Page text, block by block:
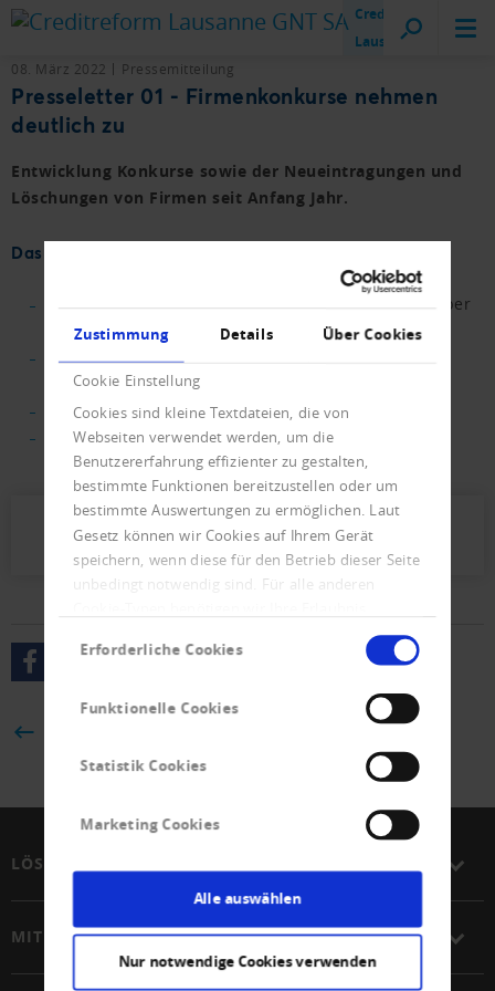
Zustimmung Details Über Cookies
Cookie Einstellung
Cookies sind kleine Textdateien, die von
Webseiten verwendet werden, um die
Benutzererfahrung effizienter zu gestalten,
bestimmte Funktionen bereitzustellen oder um
bestimmte Auswertungen zu ermöglichen. Laut
Gesetz können wir Cookies auf Ihrem Gerät
speichern, wenn diese für den Betrieb dieser Seite
unbedingt notwendig sind. Für alle anderen
Erforderliche Cookies
Funktionelle Cookies
Statistik Cookies
Marketing Cookies
Alle auswählen
Nur notwendige Cookies verwenden
Creditreform
Lausanne
08. März 2022 Pressemitteilung
Presseletter 01 - Firmenkonkurse nehmen
deutlich zu
Entwicklung Konkurse sowie der Neueintragungen und
Löschungen von Firmen seit Anfang Jahr.
Das Wichtigste in Kürze.
Firmeninsolvenzen im Januar und Februar 40 % über
dem Vorjahr.
Zunahme bei den Konkursverfahren OR731b
gesetzesbedingt.
Privatkonkurse mit einem leichten Abwärtstrend.
Neueintragungen deuten nicht auf ein weiteres
Rekordjahr hin.
Presseletter_2022_01.pdf (341 KB)
LÖSUNGEN
MITGLIEDSCHAFT